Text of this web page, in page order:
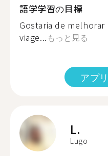
語学学習の目標
Gostaria de
viage... もっと見る
アプ
L.
Lugo